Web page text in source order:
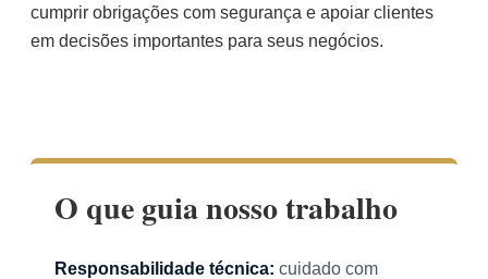
cumprir obrigações com segurança e apoiar clientes
em decisões importantes para seus negócios.
O que guia nosso trabalho
Responsabilidade técnica: cuidado com